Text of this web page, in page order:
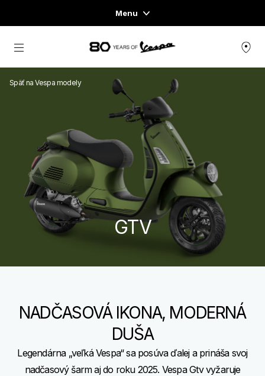
Menu
Home
OBLEČENIE & LIFESTYLE
ZÁŽITKY
CONCEPT STORE
Prejsť na hlavný obsah
Späť na Vespa modely
GTV
NADČASOVÁ IKONA, MODERNÁ
DUŠA
Legendárna „veľká Vespa“ sa posúva ďalej a prináša svoj
nadčasový šarm aj do roku 2025. Vespa Gtv vyžaruje